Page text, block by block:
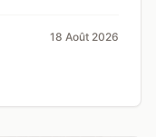
18 Août 2026